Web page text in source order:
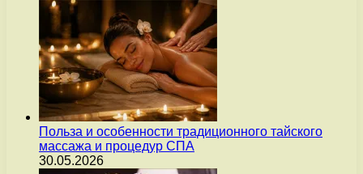
Польза и особенности традиционного тайского
массажа и процедур СПА
30.05.2026